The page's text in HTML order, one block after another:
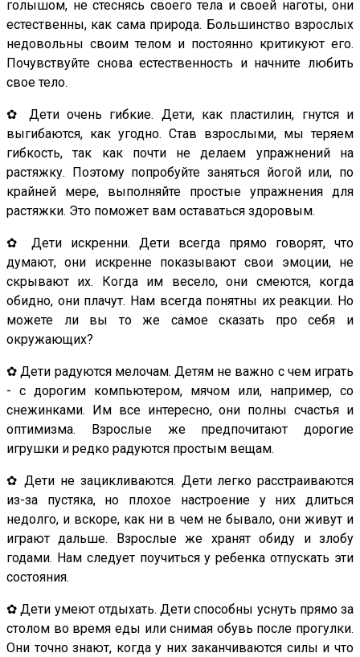
голышом, не стеснясь своего тела и своей наготы, они
естественны, как сама природа. Большинство взрослых
недовольны своим телом и постоянно критикуют его.
Почувствуйте снова естественность и начните любить
свое тело.
✿ Дети очень гибкие. Дети, как пластилин, гнутся и
выгибаются, как угодно. Став взрослыми, мы теряем
гибкость, так как почти не делаем упражнений на
растяжку. Поэтому попробуйте заняться йогой или, по
крайней мере, выполняйте простые упражнения для
растяжки. Это поможет вам оставаться здоровым.
✿ Дети искренни. Дети всегда прямо говорят, что
думают, они искренне показывают свои эмоции, не
скрывают их. Когда им весело, они смеются, когда
обидно, они плачут. Нам всегда понятны их реакции. Но
можете ли вы то же самое сказать про себя и
окружающих?
✿ Дети радуются мелочам. Детям не важно с чем играть
- с дорогим компьютером, мячом или, например, со
снежинками. Им все интересно, они полны счастья и
оптимизма. Взрослые же предпочитают дорогие
игрушки и редко радуются простым вещам.
✿ Дети не зацикливаются. Дети легко расстраиваются
из-за пустяка, но плохое настроение у них длиться
недолго, и вскоре, как ни в чем не бывало, они живут и
играют дальше. Взрослые же хранят обиду и злобу
годами. Нам следует поучиться у ребенка отпускать эти
состояния.
✿ Дети умеют отдыхать. Дети способны уснуть прямо за
столом во время еды или снимая обувь после прогулки.
Они точно знают, когда у них заканчиваются силы и что